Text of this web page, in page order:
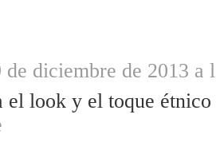
de diciembre de 2013 a
el look y el toque